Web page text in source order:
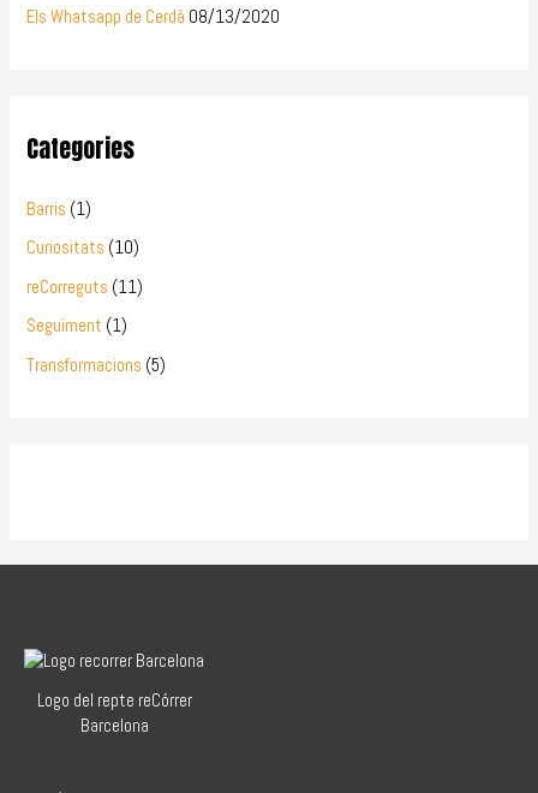
Els Whatsapp de Cerdà 08/13/2020
Categories
Barris (1)
Curiositats (10)
reCorreguts (11)
Seguiment (1)
Transformacions (5)
Logo del repte reCórrer
Barcelona